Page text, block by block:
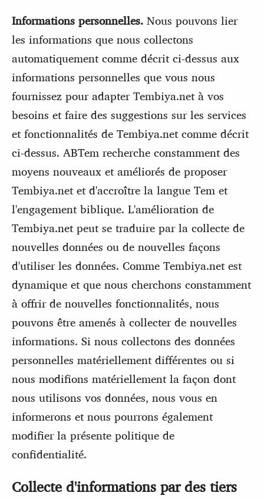
Informations personnelles.Nous pouvons lier
les informations que nous collectons
automatiquement comme décrit ci-dessus aux
informations personnelles que vous nous
fournissez pour adapter Tembiya.net à vos
besoins et faire des suggestions sur les services
et fonctionnalités de Tembiya.net comme décrit
ci-dessus. ABTem recherche constamment des
moyens nouveaux et améliorés de proposer
Tembiya.net et d'accroître la langue Tem et
l'engagement biblique. L'amélioration de
Tembiya.net peut se traduire par la collecte de
nouvelles données ou de nouvelles façons
d'utiliser les données. Comme Tembiya.net est
dynamique et que nous cherchons constamment
à offrir de nouvelles fonctionnalités, nous
pouvons être amenés à collecter de nouvelles
informations. Si nous collectons des données
personnelles matériellement différentes ou si
nous modifions matériellement la façon dont
nous utilisons vos données, nous vous en
informerons et nous pourrons également
modifier la présente politique de
confidentialité.
Collecte d'informations par des tiers